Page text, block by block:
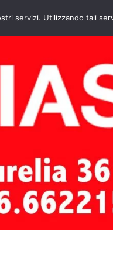
HOME
servizi. Utilizzando tali